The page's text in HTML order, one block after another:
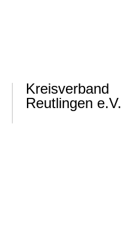
Reutlingen e.V.
Kreisverband